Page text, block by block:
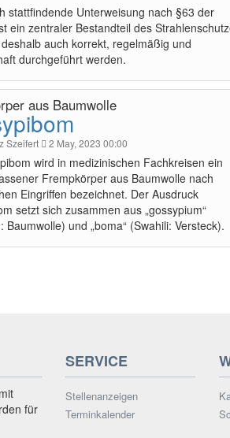
stattfindende Unterweisung nach §63 der
ein zentraler Bestandteil des
auch korrekt, regelmäßig und
durchgeführt werden.
aus Baumwolle
Szeifert 2 May, 2023 00:00
wird in medizinischen Fachkreisen ein
Frempkörper aus Baumwolle nach
Eingriffen bezeichnet. Der Ausdruck
setzt sich zusammen aus „gossypium“
Baumwolle) und „boma“ (Swahili: Versteck).
für
SERVICE
Stellenanzeigen
Terminkalender